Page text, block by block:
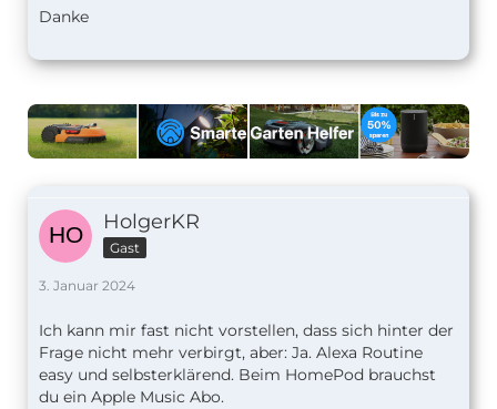
Danke
HolgerKR
Gast
3. Januar 2024
Ich kann mir fast nicht vorstellen, dass sich hinter der
Frage nicht mehr verbirgt, aber: Ja. Alexa Routine
easy und selbsterklärend. Beim HomePod brauchst
du ein Apple Music Abo.